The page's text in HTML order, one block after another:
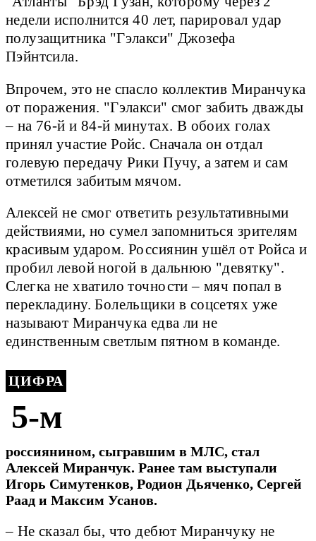
недели исполнится 40 лет, парировал удар
полузащитника "Гэлакси" Джозефа
Пэйнтсила.
Впрочем, это не спасло коллектив Миранчука
от поражения. "Гэлакси" смог забить дважды
– на 76-й и 84-й минутах. В обоих голах
принял участие Ройс. Сначала он отдал
голевую передачу Рики Пучу, а затем и сам
отметился забитым мячом.
Алексей не смог ответить результативными
действиями, но сумел запомниться зрителям
красивым ударом. Россиянин ушёл от Ройса и
пробил левой ногой в дальнюю "девятку".
Слегка не хватило точности – мяч попал в
перекладину. Болельщики в соцсетях уже
называют Миранчука едва ли не
единственным светлым пятном в команде.
ЦИФРА
5-м
россиянином, сыгравшим в МЛС, стал
Алексей Миранчук. Ранее там выступали
Игорь Симутенков, Родион Дьяченко, Сергей
Раад и Максим Усанов.
– Не сказал бы, что дебют Миранчуку не